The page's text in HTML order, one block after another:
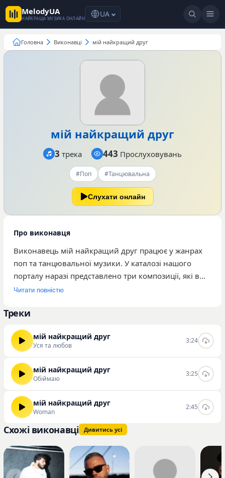
MelodyUA
НАЙКРАЩА МУЗИКА ОНЛАЙН UA
Головна Виконавці мій найкращий друг
мій найкращий друг
#Поп #Танцювальна
3 трека 443 Прослуховувань
Слухати онлайн
Про виконавця
Виконавець мій найкращий друг працює у жанрах
поп та танцювальної музики. У каталозі нашого
порталу наразі представлено три композиції, які в
сумі набрали 282 прослуховування. До найбільш
та любов» та «Woman». Музика артиста орієнтована
ритмічним композиціям та сучасним поп-
аранжуванням. Творчість вирізняється стабільним
темпом та акцентом на танцювальну складову, що
робить треки придатними для прослуховування у
завантажувати треки цього виконавця на нашому
сайті.
Читати повністю
Треки
мій найкращий друг
Уся та любов
3:24
мій найкращий друг
Обіймаю
3:25
мій найкращий друг
Woman
2:45
Схожі виконавці Дивитись усі